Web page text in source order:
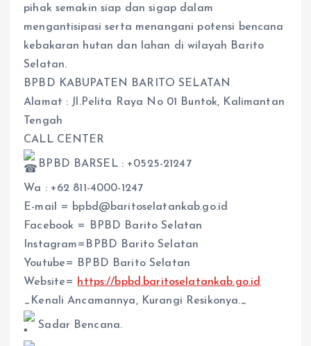
pihak semakin siap dan sigap dalam
mengantisipasi serta menangani potensi bencana
kebakaran hutan dan lahan di wilayah Barito
Selatan.
BPBD KABUPATEN BARITO SELATAN
Alamat : Jl.Pelita Raya No 01 Buntok, Kalimantan
Tengah
CALL CENTER
BPBD BARSEL : +0525-21247
Wa : +62 811-4000-1247
E-mail = bpbd@baritoselatankab.go.id
Facebook = BPBD Barito Selatan
Instagram=BPBD Barito Selatan
Youtube= BPBD Barito Selatan
Website= https://bpbd.baritoselatankab.go.id
_Kenali Ancamannya, Kurangi Resikonya._
Sadar Bencana.